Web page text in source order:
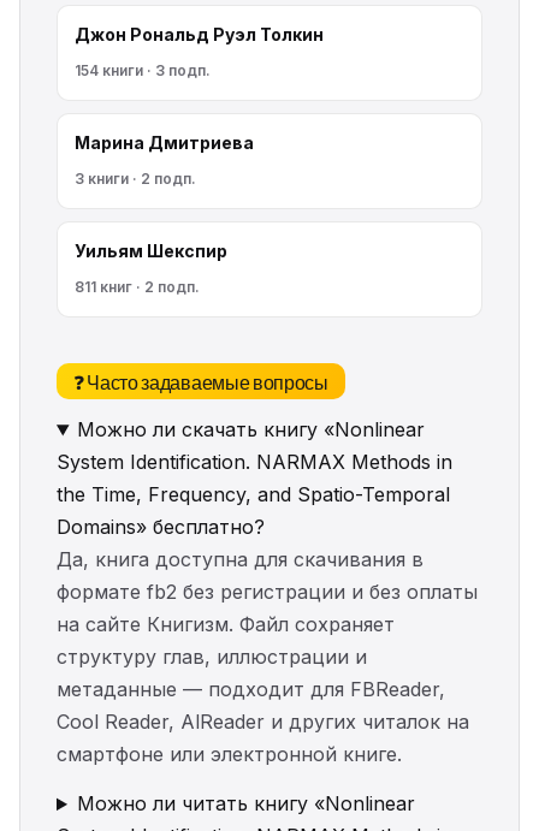
Джон Рональд Руэл Толкин
154 книги · 3 подп.
Марина Дмитриева
3 книги · 2 подп.
Уильям Шекспир
811 книг · 2 подп.
❓ Часто задаваемые вопросы
Можно ли скачать книгу «Nonlinear
System Identification. NARMAX Methods in
the Time, Frequency, and Spatio-Temporal
Domains» бесплатно?
Да, книга доступна для скачивания в
формате fb2 без регистрации и без оплаты
на сайте Книгизм. Файл сохраняет
структуру глав, иллюстрации и
метаданные — подходит для FBReader,
Cool Reader, AlReader и других читалок на
смартфоне или электронной книге.
Можно ли читать книгу «Nonlinear